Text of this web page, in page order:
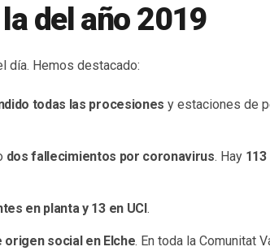
del año 2019
día. Hemos destacado:
todas las procesiones y estaciones de
dos fallecimientos por coronavirus. Hay
en planta y 13 en UCI.
origen social en Elche. En toda la Comunitat